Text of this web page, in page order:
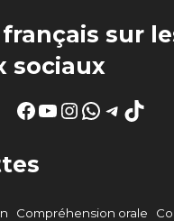
sur
sociaux
Facebook
YouTube
Instagram
WhatsApp
Telegram
TikTok
Compréhension orale